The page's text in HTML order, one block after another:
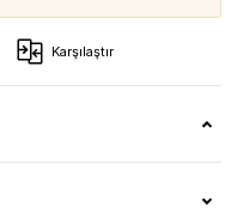
Karşılaştır